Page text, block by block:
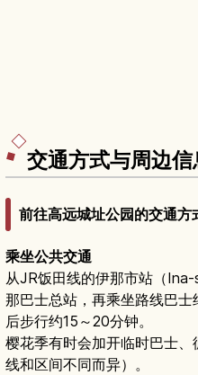
交通方式与周边信
前往高远城址公园的交通方
乘坐公共交通
从JR饭田线的伊那市站（
那巴士总站，再乘坐路线巴
后步行约15～20分钟。
樱花季有时会加开临时巴士
线和区间不同而异）。